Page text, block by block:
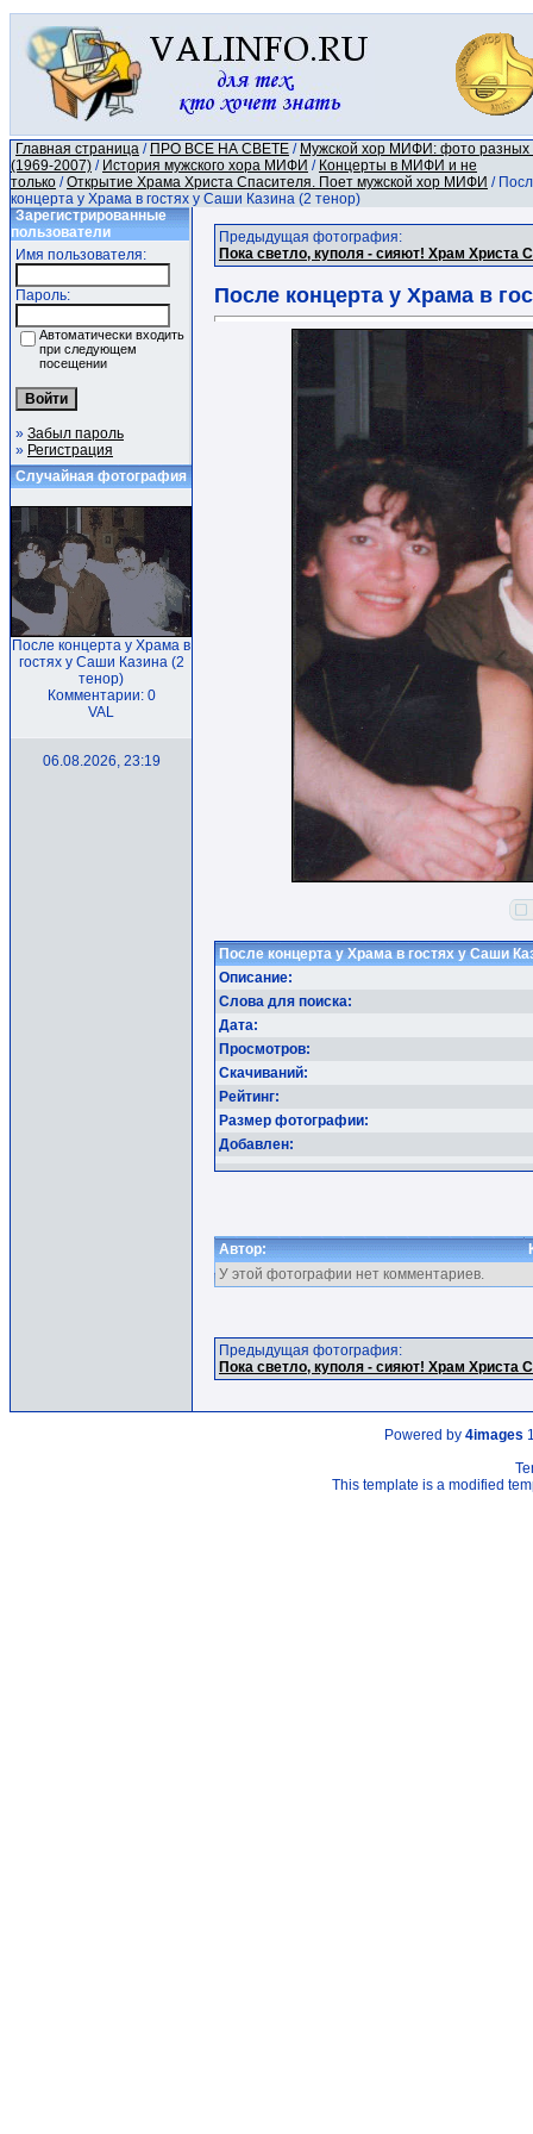
Главная страница / ПРО ВСЕ НА СВЕТЕ / Мужской хор МИФИ: фото разных
(1969-2007) / История мужского хора МИФИ / Концерты в МИФИ и не
только /Открытие Храма Христа Спасителя. Поет мужской хор МИФИ /
концерта у Храма в гостях у Саши Казина (2 тенор)
Зарегистрированные
пользователи
Имя пользователя:
Пароль:
Автоматически входить
при следующем
посещении
» Забыл пароль
» Регистрация
Случайная фотография
После концерта у Храма в
гостях у Саши Казина (2
тенор)
Комментарии: 0
VAL
06.08.2026, 23:19
Предыдущая фотография:
Пока светло, куполя - сияют! Храм Христа
После концерта у Храма в
После концерта у Храма в гостях у Саши
Описание:
Слова для поиска:
Дата:
Просмотров:
Скачиваний:
Рейтинг:
Размер фотографии:
Добавлен:
Автор:
У этой фотографии нет комментариев.
Предыдущая фотография:
Пока светло, куполя - сияют! Храм Христа
Powered by 4images
This template is a modified